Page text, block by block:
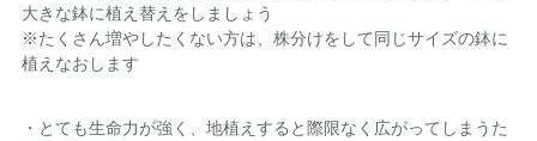
大きな鉢に植え替えをしましょう
※たくさん増やしたくない方は、株分けをして同じサイズの鉢に
植えなおします
・とても生命力が強く、地植えすると際限なく広がってしまうた